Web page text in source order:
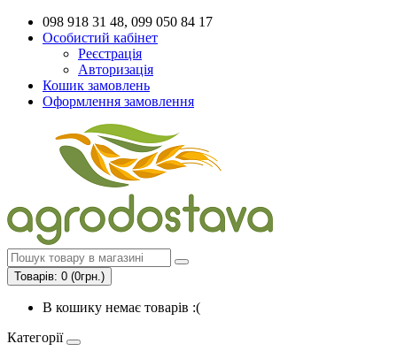
098 918 31 48, 099 050 84 17
Особистий кабінет
Реєстрація
Авторизація
Кошик замовлень
Оформлення замовлення
Товарів: 0 (0грн.)
В кошику немає товарів :(
Категорії